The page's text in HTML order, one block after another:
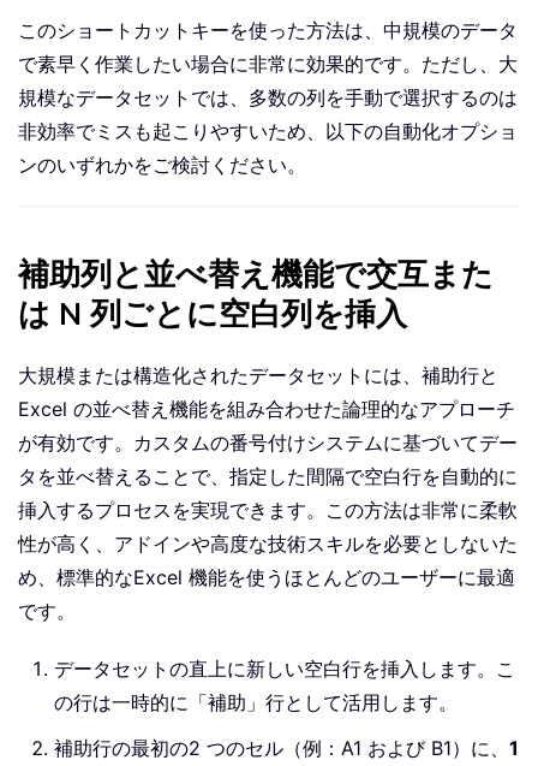
このショートカットキーを使った方法は、中規模のデータ
で素早く作業したい場合に非常に効果的です。ただし、大
規模なデータセットでは、多数の列を手動で選択するのは
非効率でミスも起こりやすいため、以下の自動化オプショ
ンのいずれかをご検討ください。
補助列と並べ替え機能で交互また
は N 列ごとに空白列を挿入
大規模または構造化されたデータセットには、補助行と
Excel の並べ替え機能を組み合わせた論理的なアプローチ
が有効です。カスタムの番号付けシステムに基づいてデー
タを並べ替えることで、指定した間隔で空白行を自動的に
挿入するプロセスを実現できます。この方法は非常に柔軟
性が高く、アドインや高度な技術スキルを必要としないた
め、標準的なExcel 機能を使うほとんどのユーザーに最適
です。
データセットの直上に新しい空白行を挿入します。こ
の行は一時的に「補助」行として活用します。
補助行の最初の2 つのセル（例：A1 および B1）に、 1